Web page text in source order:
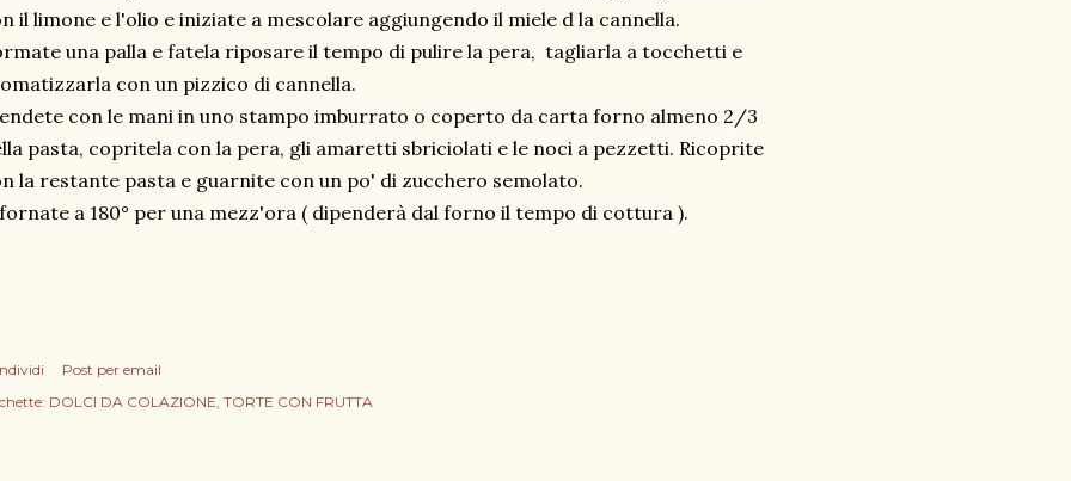
il limone e l'olio e iniziate a mescolare aggiungendo il miele d la cannella.
una palla e fatela riposare il tempo di pulire la pera, tagliarla a tocchetti e
con un pizzico di cannella.
con le mani in uno stampo imburrato o coperto da carta forno almeno 2/3
pasta, copritela con la pera, gli amaretti sbriciolati e le noci a pezzetti. Ricoprite
la restante pasta e guarnite con un po' di zucchero semolato.
a 180° per una mezz'ora ( dipenderà dal forno il tempo di cottura ).
Post per email
DOLCI DA COLAZIONE TORTE CON FRUTTA